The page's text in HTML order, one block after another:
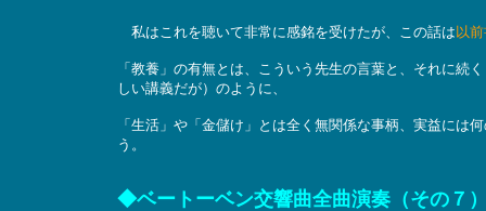
私はこれを聴いて非常に感銘を受けたが、この話は 以
「教養」の有無とは、こういう先生の言葉と、それに続
しい講義だが）のように、
「生活」や「金儲け」とは全く無関係な事柄、実益には
う。
◆ベートーベン交響曲全曲演奏（その７